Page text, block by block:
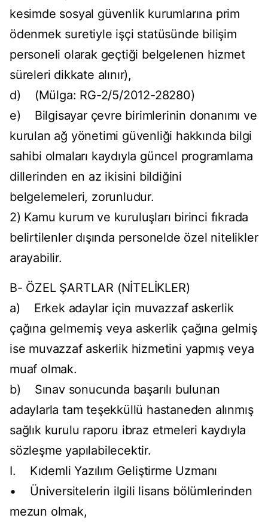
kesimde sosyal güvenlik kurumlarına prim
ödenmek suretiyle işçi statüsünde bilişim
personeli olarak geçtiği belgelenen hizmet
süreleri dikkate alınır),
d) (Mülga: RG-2/5/2012-28280)
e) Bilgisayar çevre birimlerinin donanımı ve
kurulan ağ yönetimi güvenliği hakkında bilgi
sahibi olmaları kaydıyla güncel programlama
dillerinden en az ikisini bildiğini
belgelemeleri, zorunludur.
2) Kamu kurum ve kuruluşları birinci fıkrada
belirtilenler dışında personelde özel nitelikler
arayabilir.
B- ÖZEL ŞARTLAR (NİTELİKLER)
a) Erkek adaylar için muvazzaf askerlik
çağına gelmemiş veya askerlik çağına gelmiş
ise muvazzaf askerlik hizmetini yapmış veya
muaf olmak.
b) Sınav sonucunda başarılı bulunan
adaylarla tam teşekküllü hastaneden alınmış
sağlık kurulu raporu ibraz etmeleri kaydıyla
sözleşme yapılabilecektir.
I. Kıdemli Yazılım Geliştirme Uzmanı
• Üniversitelerin ilgili lisans bölümlerinden
mezun olmak,